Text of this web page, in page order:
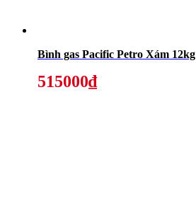
Bình gas Pacific Petro Xám 12kg
515000₫